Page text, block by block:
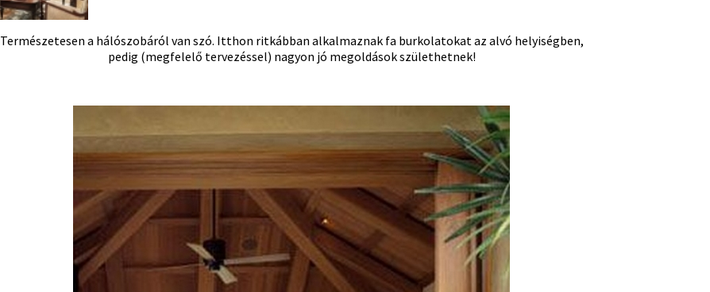
Természetesen a hálószobáról van szó. Itthon ritkábban alkalmaznak fa burkolatokat az alvó helyiségben,
pedig (megfelelő tervezéssel) nagyon jó megoldások születhetnek!